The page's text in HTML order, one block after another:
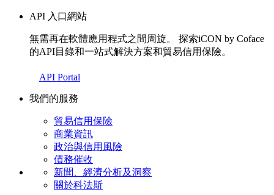
API 入口網站
無需再在軟體應用程式之間周旋。 探索iCON by Coface
的API目錄和一站式解決方案和貿易信用保險。
API Portal
我們的服務
貿易信用保險
商業資訊
政治與信用風險
債務催收
新聞、經濟分析及洞察
關於科法斯